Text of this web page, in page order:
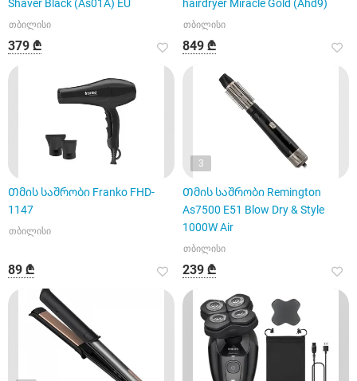
Shaver Black (As01A) EU
თბილისი
379 ₾
hairdryer Miracle Gold (Ahd9)
თბილისი
849 ₾
Თმის საშრობი Franko FHD-
1147
თბილისი
89 ₾
3
Თმის საშრობი Remington
As7500 E51 Blow Dry & Style
1000W Air
თბილისი
239 ₾